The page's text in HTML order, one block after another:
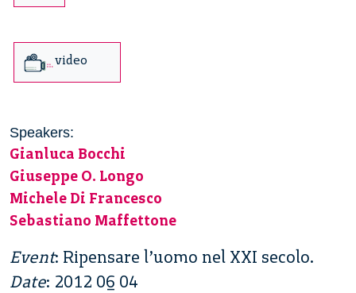
video
Speakers:
Gianluca Bocchi
Giuseppe O. Longo
Michele Di Francesco
Sebastiano Maffettone
Event: Ripensare l’uomo nel XXI secolo.
Date: 2012 06 04